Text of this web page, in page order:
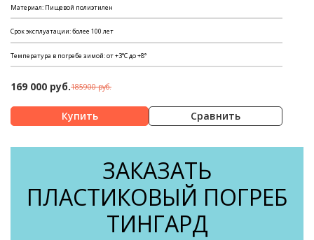
Материал: Пищевой полиэтилен
Срок эксплуатации: более 100 лет
Температура в погребе зимой: от +3°С до +8°
169 000 руб.185900 руб.
Сравнить
ЗАКАЗАТЬ
ПЛАСТИКОВЫЙ ПОГРЕБ
ТИНГАРД